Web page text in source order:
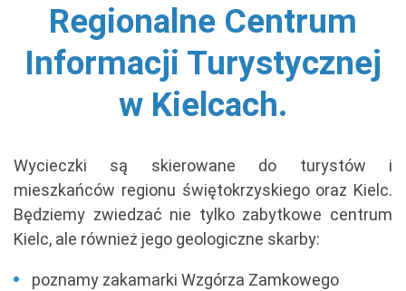
Regionalne Centrum
Informacji Turystycznej
w Kielcach.
Wycieczki są skierowane do turystów i
mieszkańców regionu świętokrzyskiego oraz Kielc.
Będziemy zwiedzać nie tylko zabytkowe centrum
Kielc, ale również jego geologiczne skarby:
poznamy zakamarki Wzgórza Zamkowego